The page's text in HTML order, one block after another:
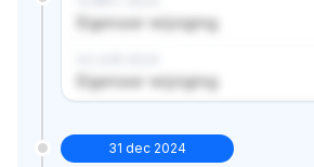
Eigenaar wijziging
Eigenaar wijziging
31 dec 2024